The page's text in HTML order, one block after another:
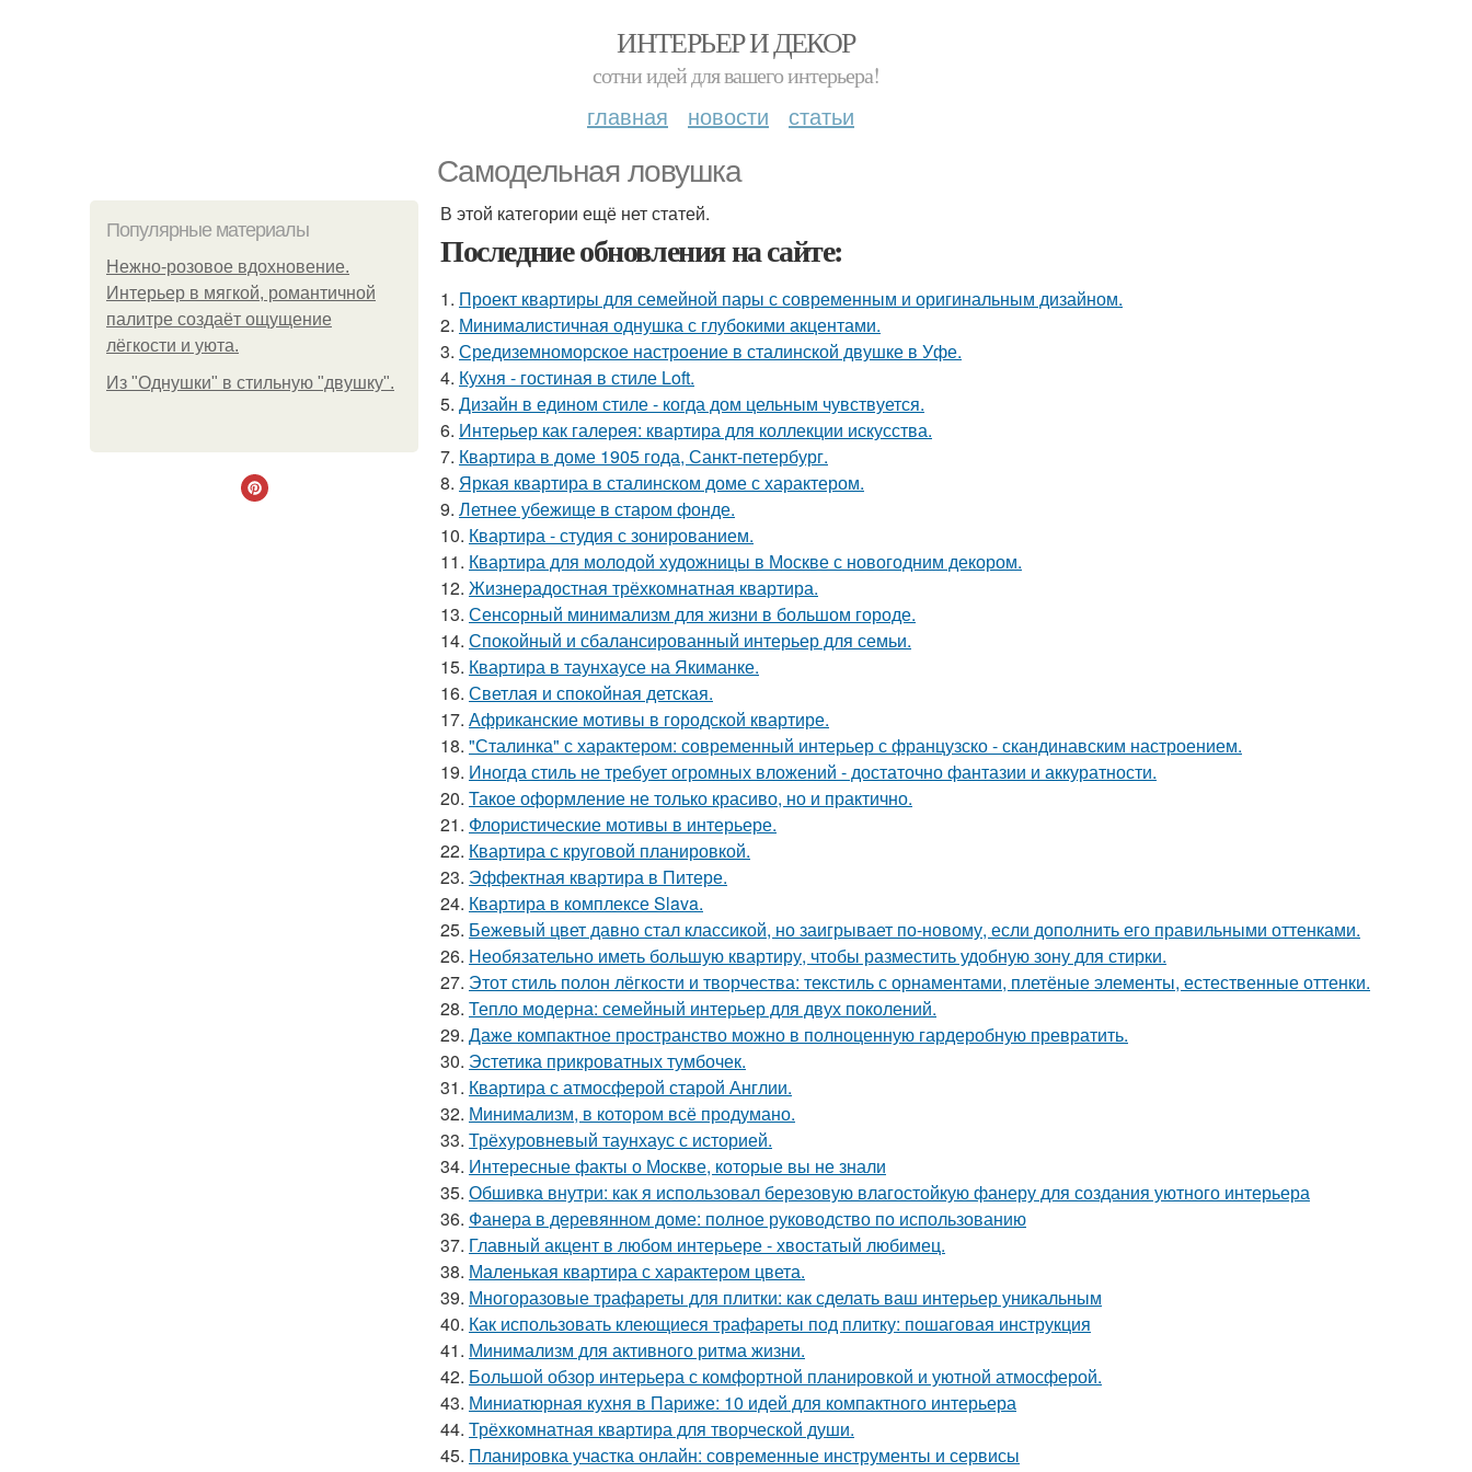
ИНТЕРЬЕР И ДЕКОР
сотни идей для вашего интерьера!
главная новости статьи
Самодельная ловушка
Популярные материалы
Нежно-розовое вдохновение.
Интерьер в мягкой, романтичной
палитре создаёт ощущение
лёгкости и уюта.
Из "Однушки" в стильную "двушку".
В этой категории ещё нет статей.
Последние обновления на сайте:
1. Проект квартиры для семейной пары с современным и оригинальным дизайном.
2. Минималистичная однушка с глубокими акцентами.
3. Средиземноморское настроение в сталинской двушке в Уфе.
4. Кухня - гостиная в стиле Loft.
5. Дизайн в едином стиле - когда дом цельным чувствуется.
6. Интерьер как галерея: квартира для коллекции искусства.
7. Квартира в доме 1905 года, Санкт-петербург.
8. Яркая квартира в сталинском доме с характером.
9. Летнее убежище в старом фонде.
10. Квартира - студия с зонированием.
11. Квартира для молодой художницы в Москве с новогодним декором.
12. Жизнерадостная трёхкомнатная квартира.
13. Сенсорный минимализм для жизни в большом городе.
14. Спокойный и сбалансированный интерьер для семьи.
15. Квартира в таунхаусе на Якиманке.
16. Светлая и спокойная детская.
17. Африканские мотивы в городской квартире.
18. "Сталинка" с характером: современный интерьер с французско - скандинавским настроением.
19. Иногда стиль не требует огромных вложений - достаточно фантазии и аккуратности.
20. Такое оформление не только красиво, но и практично.
21. Флористические мотивы в интерьере.
22. Квартира с круговой планировкой.
23. Эффектная квартира в Питере.
24. Квартира в комплексе Slava.
25. Бежевый цвет давно стал классикой, но заигрывает по-новому, если дополнить его правильными оттенками.
26. Необязательно иметь большую квартиру, чтобы разместить удобную зону для стирки.
27. Этот стиль полон лёгкости и творчества: текстиль с орнаментами, плетёные элементы, естественные оттенки.
28. Тепло модерна: семейный интерьер для двух поколений.
29. Даже компактное пространство можно в полноценную гардеробную превратить.
30. Эстетика прикроватных тумбочек.
31. Квартира с атмосферой старой Англии.
32. Минимализм, в котором всё продумано.
33. Трёхуровневый таунхаус с историей.
34. Интересные факты о Москве, которые вы не знали
35. Обшивка внутри: как я использовал березовую влагостойкую фанеру для создания уютного интерьера
36. Фанера в деревянном доме: полное руководство по использованию
37. Главный акцент в любом интерьере - хвостатый любимец.
38. Маленькая квартира с характером цвета.
39. Многоразовые трафареты для плитки: как сделать ваш интерьер уникальным
40. Как использовать клеющиеся трафареты под плитку: пошаговая инструкция
41. Минимализм для активного ритма жизни.
42. Большой обзор интерьера с комфортной планировкой и уютной атмосферой.
43. Миниатюрная кухня в Париже: 10 идей для компактного интерьера
44. Трёхкомнатная квартира для творческой души.
45. Планировка участка онлайн: современные инструменты и сервисы